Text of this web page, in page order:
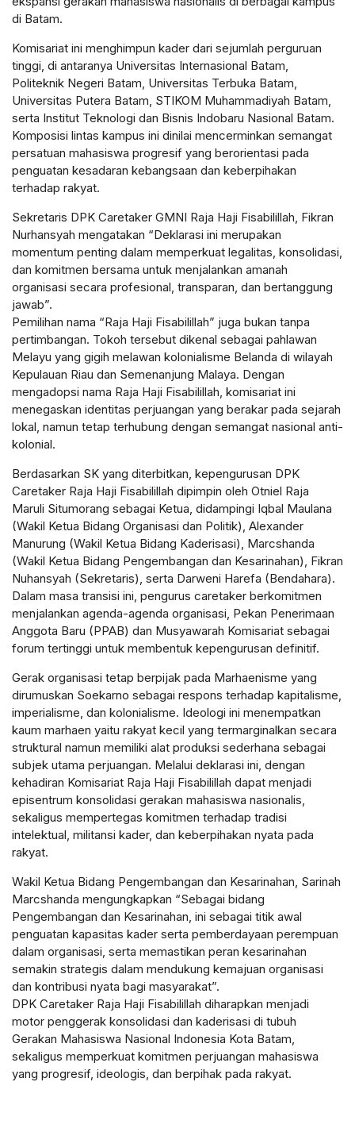
di Batam.
Komisariat ini menghimpun kader dari sejumlah perguruan
tinggi, di antaranya Universitas Internasional Batam,
Politeknik Negeri Batam, Universitas Terbuka Batam,
Universitas Putera Batam, STIKOM Muhammadiyah Batam,
serta Institut Teknologi dan Bisnis Indobaru Nasional Batam.
Komposisi lintas kampus ini dinilai mencerminkan semangat
persatuan mahasiswa progresif yang berorientasi pada
penguatan kesadaran kebangsaan dan keberpihakan
terhadap rakyat.
Sekretaris DPK Caretaker GMNI Raja Haji Fisabilillah, Fikran
Nurhansyah mengatakan “Deklarasi ini merupakan
momentum penting dalam memperkuat legalitas, konsolidasi,
dan komitmen bersama untuk menjalankan amanah
organisasi secara profesional, transparan, dan bertanggung
jawab”.
Pemilihan nama “Raja Haji Fisabilillah” juga bukan tanpa
pertimbangan. Tokoh tersebut dikenal sebagai pahlawan
Melayu yang gigih melawan kolonialisme Belanda di wilayah
Kepulauan Riau dan Semenanjung Malaya. Dengan
mengadopsi nama Raja Haji Fisabilillah, komisariat ini
menegaskan identitas perjuangan yang berakar pada sejarah
lokal, namun tetap terhubung dengan semangat nasional anti-
kolonial.
Berdasarkan SK yang diterbitkan, kepengurusan DPK
Caretaker Raja Haji Fisabilillah dipimpin oleh Otniel Raja
Maruli Situmorang sebagai Ketua, didampingi Iqbal Maulana
(Wakil Ketua Bidang Organisasi dan Politik), Alexander
Manurung (Wakil Ketua Bidang Kaderisasi), Marcshanda
(Wakil Ketua Bidang Pengembangan dan Kesarinahan), Fikran
Nuhansyah (Sekretaris), serta Darweni Harefa (Bendahara).
Dalam masa transisi ini, pengurus caretaker berkomitmen
menjalankan agenda-agenda organisasi, Pekan Penerimaan
Anggota Baru (PPAB) dan Musyawarah Komisariat sebagai
forum tertinggi untuk membentuk kepengurusan definitif.
Gerak organisasi tetap berpijak pada Marhaenisme yang
dirumuskan Soekarno sebagai respons terhadap kapitalisme,
imperialisme, dan kolonialisme. Ideologi ini menempatkan
kaum marhaen yaitu rakyat kecil yang termarginalkan secara
struktural namun memiliki alat produksi sederhana sebagai
subjek utama perjuangan. Melalui deklarasi ini, dengan
kehadiran Komisariat Raja Haji Fisabilillah dapat menjadi
episentrum konsolidasi gerakan mahasiswa nasionalis,
sekaligus mempertegas komitmen terhadap tradisi
intelektual, militansi kader, dan keberpihakan nyata pada
rakyat.
Wakil Ketua Bidang Pengembangan dan Kesarinahan, Sarinah
Marcshanda mengungkapkan “Sebagai bidang
Pengembangan dan Kesarinahan, ini sebagai titik awal
penguatan kapasitas kader serta pemberdayaan perempuan
dalam organisasi, serta memastikan peran kesarinahan
semakin strategis dalam mendukung kemajuan organisasi
dan kontribusi nyata bagi masyarakat”.
DPK Caretaker Raja Haji Fisabilillah diharapkan menjadi
motor penggerak konsolidasi dan kaderisasi di tubuh
Gerakan Mahasiswa Nasional Indonesia Kota Batam,
sekaligus memperkuat komitmen perjuangan mahasiswa
yang progresif, ideologis, dan berpihak pada rakyat.